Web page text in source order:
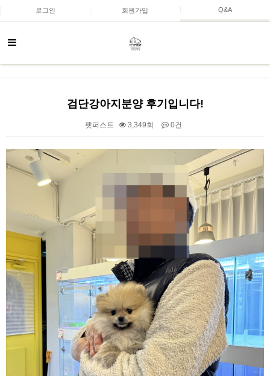
로그인 회원가입 Q&A
검단강아지분양 후기입니다!
펫퍼스트 3,349회 0건
본문